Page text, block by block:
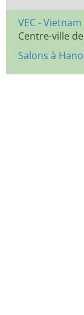
VEC -
Centre-ville
Salons à